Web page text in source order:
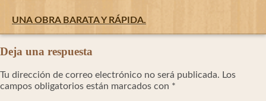
entradas
UNA OBRA BARATA Y RÁPIDA.
Deja una respuesta
Tu dirección de correo electrónico no será publicada. Los
campos obligatorios están marcados con *